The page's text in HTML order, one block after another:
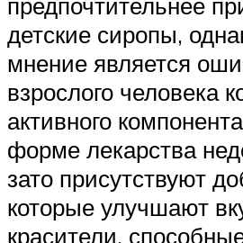
детские сиропы,
мнение является
взрослого человека
активного
форме лекарства
зато присутствуют
которые улучшают
красители,